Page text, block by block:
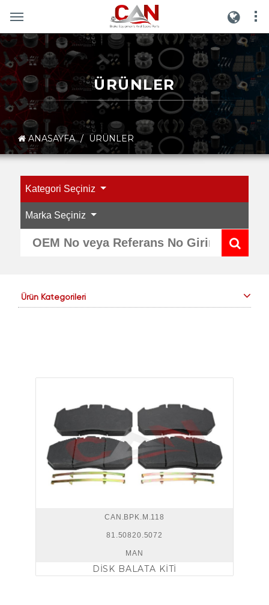
ÜRÜNLER
ANASAYFA / ÜRÜNLER
Kategori Seçiniz
Marka Seçiniz
Ürün Kategorileri
CAN.BPK.M.118
81.50820.5072
MAN
DİSK BALATA KİTİ